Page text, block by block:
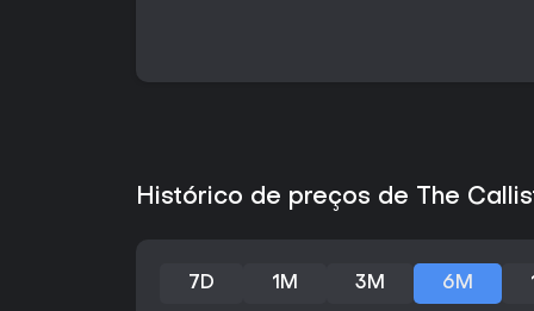
Histórico de preços de The
7D 1M 3M 6M